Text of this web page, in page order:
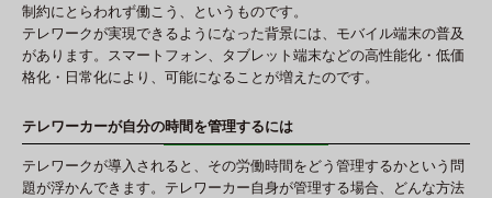
制約にとらわれず働こう、というものです。
テレワークが実現できるようになった背景には、モバイル端末の普及
があります。スマートフォン、タブレット端末などの高性能化・低価
格化・日常化により、可能になることが増えたのです。
テレワーカーが自分の時間を管理するには
テレワークが導入されると、その労働時間をどう管理するかという問
題が浮かんできます。テレワーカー自身が管理する場合、どんな方法